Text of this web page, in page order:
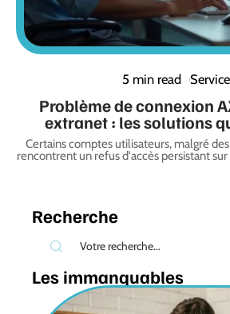
5 min read
Problème de connexion
extranet : les solutions
Certains comptes utilisateurs, malgré
rencontrent un refus d'accès persistant
Recherche
Les immanquables